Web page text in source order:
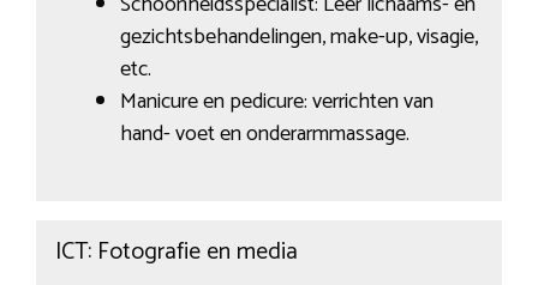
gezichtsbehandelingen, make-up, visagie,
etc.
Manicure en pedicure: verrichten van
hand- voet en onderarmmassage.
ICT: Fotografie en media